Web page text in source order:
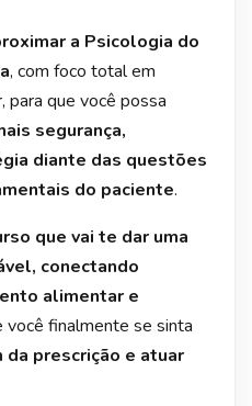
a Psicologia do
, com foco total em
para que você possa
segurança,
diante das questões
do paciente.
que vai te dar uma
conectando
alimentar e
finalmente se sinta
da prescrição e atuar